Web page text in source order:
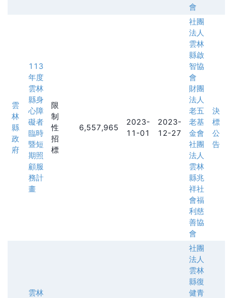
會
雲
林
縣
政
府
113
年度
雲林
縣身
心障
礙者
臨時
暨短
期照
顧服
務計
畫
限
制
性
招
標
6,557,965
2023-
11-01
2023-
12-27
社團
法人
雲林
縣啟
智協
會
財團
法人
老五
老基
金會
社團
法人
雲林
縣兆
祥社
會福
利慈
善協
會
決
標
公
告
雲林
社團
法人
雲林
縣復
健青